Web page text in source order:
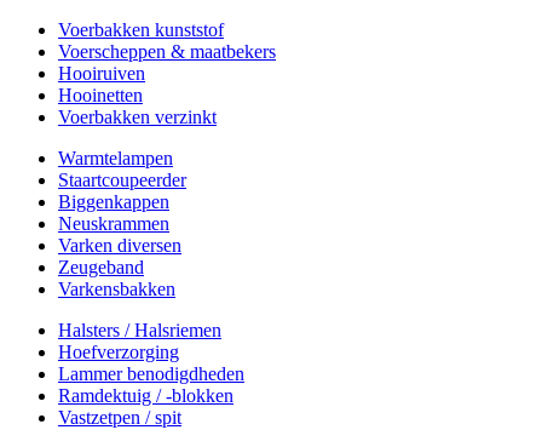
Voerbakken kunststof
Voerscheppen & maatbekers
Hooiruiven
Hooinetten
Voerbakken verzinkt
Warmtelampen
Staartcoupeerder
Biggenkappen
Neuskrammen
Varken diversen
Zeugeband
Varkensbakken
Halsters / Halsriemen
Hoefverzorging
Lammer benodigdheden
Ramdektuig / -blokken
Vastzetpen / spit